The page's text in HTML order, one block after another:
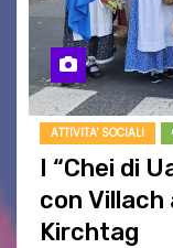
ATTIVITA' SOCIALI
I “Chei di
con Villach
Kirchtag